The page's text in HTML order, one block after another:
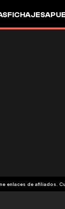
FICHAJES
enlaces de afiliados.